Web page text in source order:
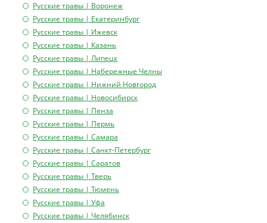
Русские травы | Воронеж
Русские травы | Екатеринбург
Русские травы | Ижевск
Русские травы | Казань
Русские травы | Липецк
Русские травы | Набережные Челны
Русские травы | Нижний Новгород
Русские травы | Новосибирск
Русские травы | Пенза
Русские травы | Пермь
Русские травы | Самара
Русские травы | Санкт-Петербург
Русские травы | Саратов
Русские травы | Тверь
Русские травы | Тюмень
Русские травы | Уфа
Русские травы | Челябинск